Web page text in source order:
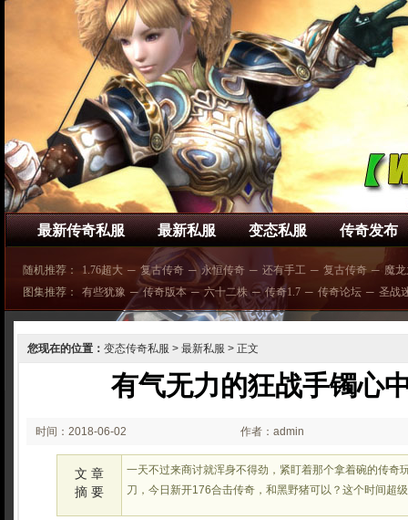
最新传奇私服 最新私服 变态私服 传奇发布
随机推荐： 1.76超大 ─ 复古传奇 ─ 永恒传奇 ─ 还有手工 ─ 复古传奇 ─ 魔
图集推荐：
有些犹豫 ─ 传奇版本 ─ 六十二株 ─ 传奇1.7 ─ 传奇论坛 ─ 圣战
您现在的位置： 变态传奇私服 > 最新私服 > 正文
有气无力的狂战手镯心
时间：2018-06-02
03:06
作者：admin
文 章
摘 要
一天不过来商讨就浑身不得劲，紧盯着那个拿着碗的传奇
刀，今日新开176合击传奇，和黑野猪可以？这个时间超